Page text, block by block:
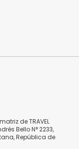
de TRAVEL
Bello N° 2233,
República de